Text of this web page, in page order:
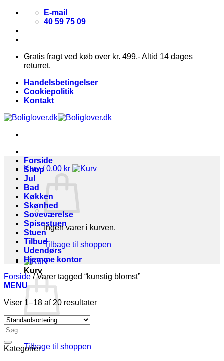
Fortsæt
indhold
E-mail
40 59 75 09
Gratis fragt ved køb over kr. 499,- Altid 14 dages
returret.
Handelsbetingelser
Cookiepolitik
Kontakt
Kurv /0,00 kr
Ingen varer i kurven.
Tilbage til shoppen
Kurv
Tilbage til shoppen
Forside
Shop
Jul
Bad
Køkken
Skønhed
Soveværelse
Spisestuen
Stuen
Tilbud
Udendørs
Hjemme kontor
Forside /Varer tagged “kunstig blomst”
MENU
Viser 1–18 af 20 resultater
Søg
efter:
Kategorier